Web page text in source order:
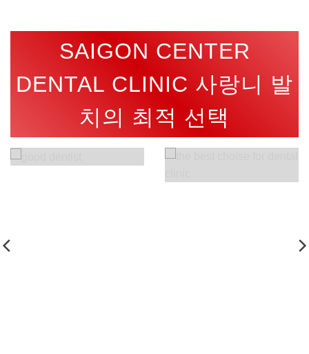
SAIGON CENTER
DENTAL CLINIC 사랑니 발
치의 최적 선택